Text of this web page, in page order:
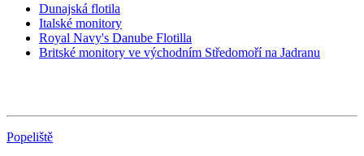
Dunajská flotila
Italské monitory
Royal Navy's Danube Flotilla
Britské monitory ve východním Středomoří na Jadranu
Popeliště